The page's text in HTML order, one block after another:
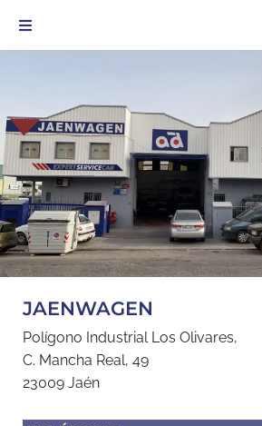
JAENWAGEN
Polígono Industrial Los Olivares,
C. Mancha Real, 49
23009 Jaén